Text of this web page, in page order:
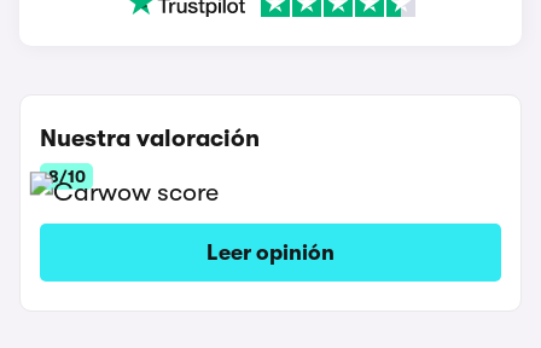
Nuestra valoración
8/10
Leer opinión